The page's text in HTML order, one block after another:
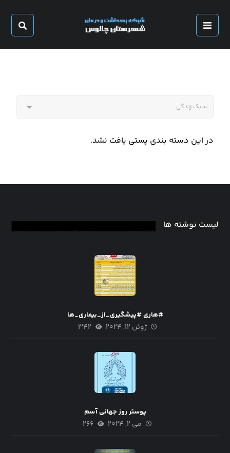
در این دسته بندی پستی یافت نشد.
لیست نوشته ها
#هاری #پیشگیری_از_بیماری_ها
ژوئن ۱۲, ۲۰۲۴ ۳۴۲
پوستر روز جهانی آسم
می ۲, ۲۰۲۴ ۲۶۶